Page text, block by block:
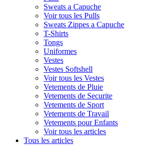
Sweats a Capuche
Voir tous les Pulls
Sweats Zippes a Capuche
T-Shirts
Tongs
Uniformes
Vestes
Vestes Softshell
Voir tous les Vestes
Vetements de Pluie
Vetements de Securite
Vetements de Sport
Vetements de Travail
Vetements pour Enfants
Voir tous les articles
Tous les articles